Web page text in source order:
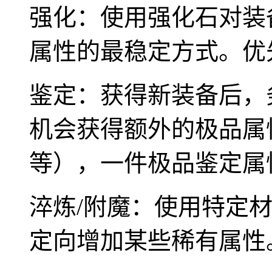
强化：使用强化石对
属性的最稳定方式。
鉴定：获得新装备后
机会获得额外的极品
等），一件极品鉴定
淬炼/附魔：使用特定
定向增加某些稀有属性